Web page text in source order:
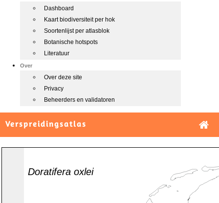
Dashboard
Kaart biodiversiteit per hok
Soortenlijst per atlasblok
Botanische hotspots
Literatuur
Over
Over deze site
Privacy
Beheerders en validatoren
Verspreidingsatlas